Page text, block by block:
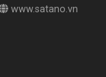
www.satano.vn